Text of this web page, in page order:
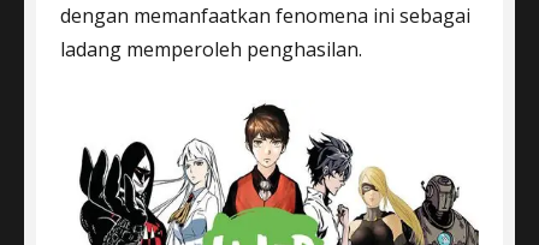
dengan memanfaatkan fenomena ini sebagai
ladang memperoleh penghasilan.